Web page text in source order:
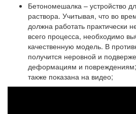
Бетономешалка – устройство
раствора. Учитывая, что во
должна работать практически
всего процесса, необходимо
качественную модель. В
получится неровной и
деформациям и
также показана на видео;